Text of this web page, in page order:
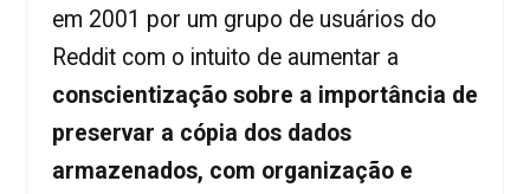
em 2001 por um grupo de usuários do
Reddit com o intuito de aumentar a
conscientização sobre a importância de
preservar a cópia dos dados
armazenados, com organização e